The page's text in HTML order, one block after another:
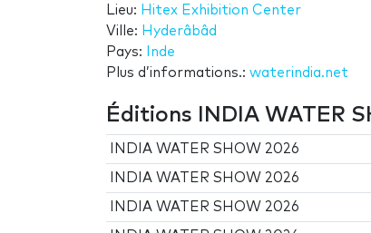
Lieu: Hitex Exhibition Center
Ville: Hyderâbâd
Pays:
Inde
Plus d’informations.: waterindia.net
Éditions INDIA WATER
INDIA WATER SHOW 2026
INDIA WATER SHOW 2026
INDIA WATER SHOW 2026